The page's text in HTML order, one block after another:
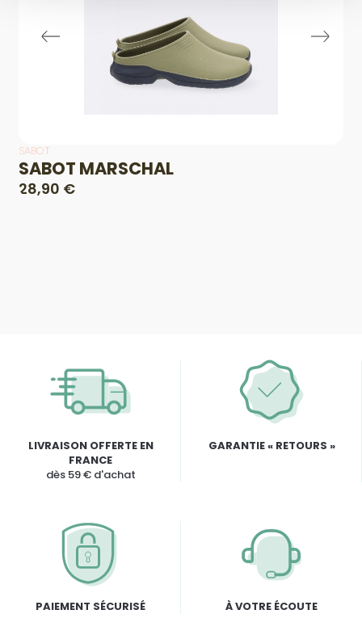
SABOT
SABOT MARSCHAL
28,90 €
LIVRAISON OFFERTE EN
FRANCE
dès 59 € d'achat
GARANTIE « RETOURS »
PAIEMENT SÉCURISÉ À VOTRE ÉCOUTE